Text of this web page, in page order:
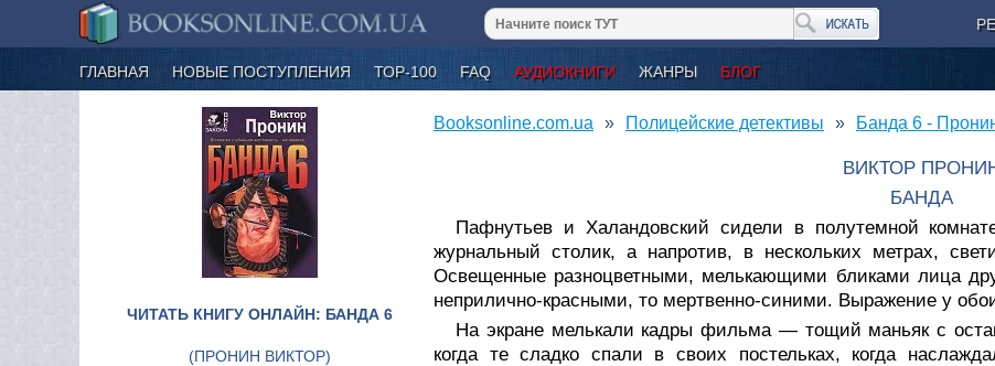
ГЛАВНАЯ НОВЫЕ ПОСТУПЛЕНИЯ ТОР-100 FAQ АУДИОКНИГИ ЖАНРЫ БЛОГ
ЧИТАТЬ КНИГУ ОНЛАЙН: БАНДА 6
(ПРОНИН ВИКТОР)
Booksonline.com.ua Полицейские детективы Банда 6 -
ВИКТОР
БАНДА
Пафнутьев и Халандовский сидели в полутемной
журнальный столик, а напротив, в нескольких метрах,
Освещенные разноцветными, мелькающими бликами лица
неприлично-красными, то мертвенно-синими. Выражение у
На экране мелькали кадры фильма — тощий маньяк с
когда те сладко спали в своих постельках, когда